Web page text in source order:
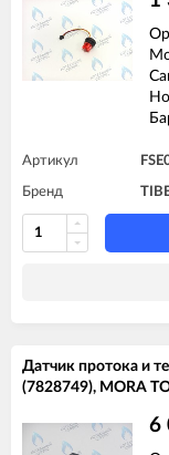
Артикул
Бренд
Датчик протока и
(7828749), MORA
6